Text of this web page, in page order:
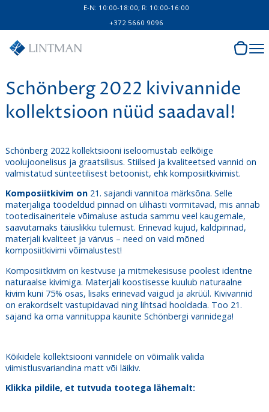
E-N: 10:00-18:00; R: 10:00-16:00
+372 5660 9096
Schönberg 2022 kivivannide
kollektsioon nüüd saadaval!
Schönberg 2022 kollektsiooni iseloomustab eelkõige
voolujoonelisus ja graatsilisus. Stiilsed ja kvaliteetsed vannid on
valmistatud sünteetilisest betoonist, ehk komposiitkivimist.
Komposiitkivim on21. sajandi vannitoa märksõna. Selle
materjaliga töödeldud pinnad on ülihästi vormitavad, mis annab
tootedisaineritele võimaluse astuda sammu veel kaugemale,
saavutamaks täiuslikku tulemust. Erinevad kujud, kaldpinnad,
materjali kvaliteet ja värvus – need on vaid mõned
komposiitkivimi võimalustest!
Komposiitkivim on kestvuse ja mitmekesisuse poolest identne
naturaalse kivimiga. Materjali koostisesse kuulub naturaalne
kivim kuni 75% osas, lisaks erinevad vaigud ja akrüül. Kivivannid
on erakordselt vastupidavad ning lihtsad hooldada. Too 21.
sajand ka oma vannituppa kaunite Schönbergi vannidega!
Kõikidele kollektsiooni vannidele on võimalik valida
viimistlusvariandina matt või läikiv.
Klikka pildile, et tutvuda tootega lähemalt: